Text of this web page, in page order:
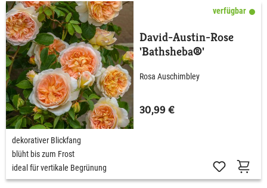
verfügbar
David-Austin-Rose
'Bathsheba®'
Rosa Auschimbley
30,99 €
dekorativer Blickfang
blüht bis zum Frost
ideal für vertikale Begrünung